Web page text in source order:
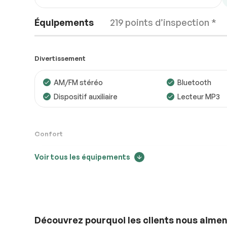
Équipements 219 points d’inspection *
Moteur Conforme
Accessoires
Divertissement
AM/FM stéréo Bluetooth
Dispositif auxiliaire
Lecteur MP3
Confort
Air climatisé
Régulateur de vitesse
Sièges
Voir tous les équipements
Découvrez pourquoi les clients nous